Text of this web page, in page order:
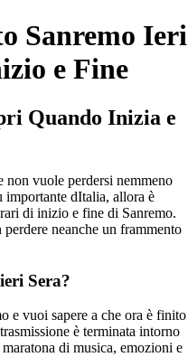
Sanremo Ieri
e Fine
Quando Inizia e
non vuole perdersi nemmeno
importante dItalia, allora è
di inizio e fine di Sanremo.
neanche un frammento
Sera?
e vuoi sapere a che ora è finito
è terminata intorno
di musica, emozioni e